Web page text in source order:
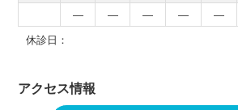
―
― ― ― ―
休診日：
アクセス情報